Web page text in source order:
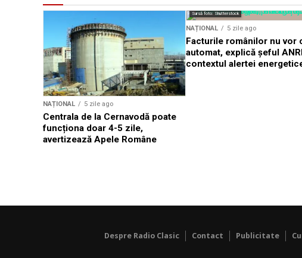
NAȚIONAL 5 zile ago
Centrala de la Cernavodă poate
funcționa doar 4-5 zile,
avertizează Apele Române
Sursă foto: Shutterstock
NAȚIONAL 5 zile ago
Facturile românilor nu vor
automat, explică șeful
contextul alertei
Despre Radio Clasic Contact Publicitate